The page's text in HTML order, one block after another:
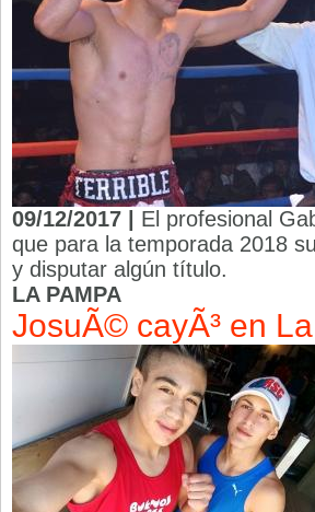
09/12/2017 | El profesional
que para la temporada 2018
y disputar algún título.
LA PAMPA
JosuÃ© cayÃ³ en